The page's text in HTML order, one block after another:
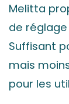
Melitta
de
Suffisant
mais
pour les